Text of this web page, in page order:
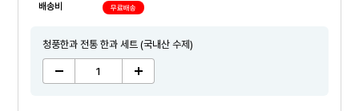
배송비
무료배송
청풍한과 전통 한과 세트 (국내산 수제)